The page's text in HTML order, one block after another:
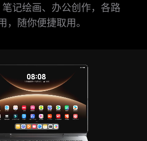
记绘画、办公创作，各路
，随你便捷取用。